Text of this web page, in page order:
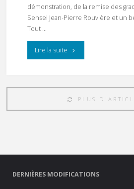
démonstration, de la remise des
Sensei Jean-Pierre Rouvière et un
Tout …
Lire la suite "Fête
l’aïkivudao
PLUS
DERNIÈRES MODIFICATIONS